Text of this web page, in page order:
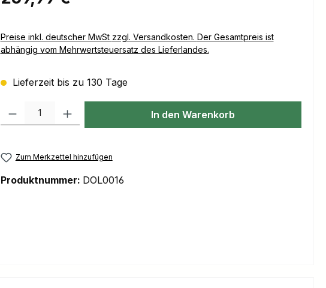
Preise inkl. deutscher MwSt zzgl. Versandkosten. Der Gesamtpreis ist
abhängig vom Mehrwertsteuersatz des Lieferlandes.
Lieferzeit bis zu 130 Tage
Produkt Anzahl: Gib den gewünschten Wert ein oder benutze die Schaltflächen
In den Warenkorb
Zum Merkzettel hinzufügen
Produktnummer: DOL0016